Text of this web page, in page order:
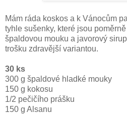
Mám ráda koskos a k Vánocům
tyhle sušenky, které jsou
špaldovou mouku a javorový
trošku zdravější variantou.
30 ks
300 g špaldové hladké mouky
150 g kokosu
1/2 pečičího prášku
150 g Alsanu